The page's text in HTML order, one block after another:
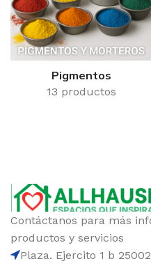
Pigmentos
13 productos
Contáctanos para más
productos y servicios
Plaza. Ejercito 1 b